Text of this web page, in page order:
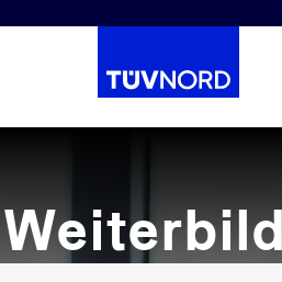
Springe zum Hauptinhalt